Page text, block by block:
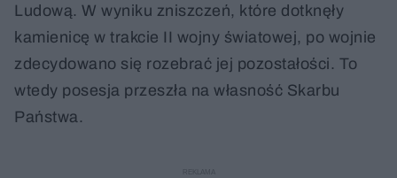
Ludową. W wyniku zniszczeń, które dotknęły
kamienicę w trakcie II wojny światowej, po wojnie
zdecydowano się rozebrać jej pozostałości. To
wtedy posesja przeszła na własność Skarbu
Państwa.